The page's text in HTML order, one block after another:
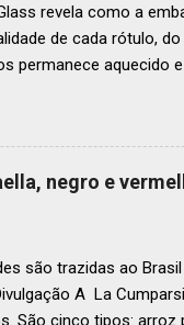
revela como a
de cada rótulo,
permanece aquecido
de acordo com a
que a O-I Glass, líder
essencial da indústria
tipo de vinho. Se
negro e
são trazidas ao
A La
São cinco tipos: arroz